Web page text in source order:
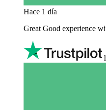
Hace 1 día
Great Good experience